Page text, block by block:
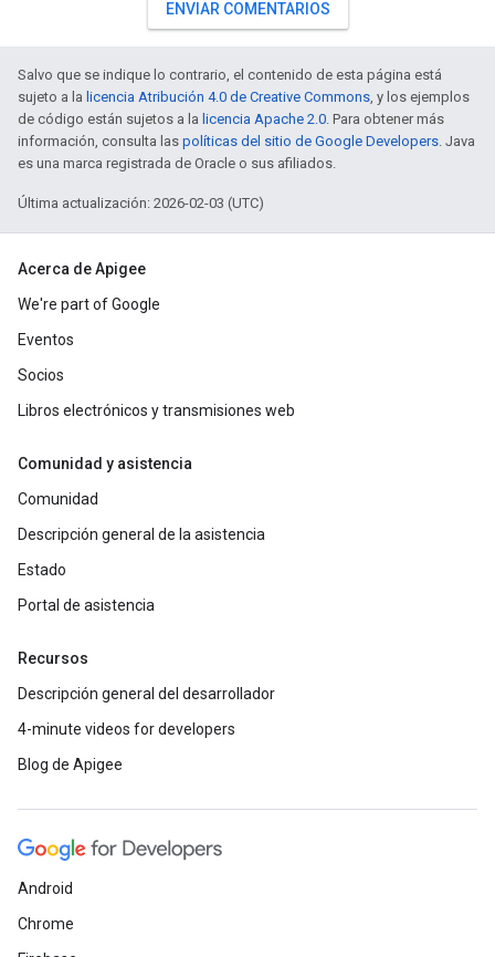
ENVIAR COMENTARIOS
Salvo que se indique lo contrario, el contenido de esta página está
sujeto a la licencia Atribución 4.0 de Creative Commons, y los ejemplos
de código están sujetos a la licencia Apache 2.0. Para obtener más
información, consulta las políticas del sitio de Google Developers. Java
es una marca registrada de Oracle o sus afiliados.
Última actualización: 2026-02-03 (UTC)
Acerca de Apigee
We're part of Google
Eventos
Socios
Libros electrónicos y transmisiones web
Comunidad y asistencia
Comunidad
Descripción general de la asistencia
Estado
Portal de asistencia
Recursos
Descripción general del desarrollador
4-minute videos for developers
Blog de Apigee
Android
Chrome